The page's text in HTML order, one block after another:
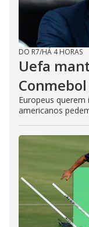
DO R7/HÁ 4 HORAS
Uefa
Europeus
americanos